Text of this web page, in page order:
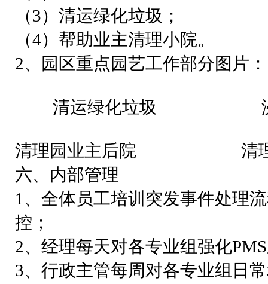
（3）清运绿化垃圾；
（4）帮助业主清理小院。
2、园区重点园艺工作部分图片：
清运绿化垃圾 浇灌
清理园业主后院 清理
六、内部管理
1、全体员工培训突发事件处理
控；
2、经理每天对各专业组强化
3、行政主管每周对各专业组日